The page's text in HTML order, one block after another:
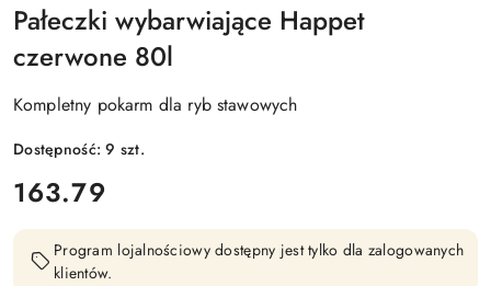
Pałeczki wybarwiające Happet
czerwone 80l
Kompletny pokarm dla ryb stawowych
Dostępność:9 szt.
cena:
163.79
Program lojalnościowy dostępny jest tylko dla zalogowanych
klientów.